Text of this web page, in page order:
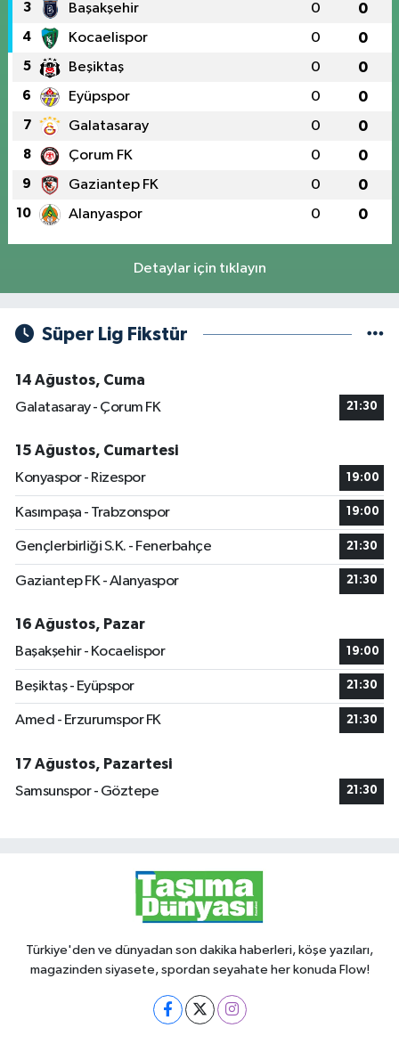
3 Başakşehir 0 0
4 Kocaelispor 0 0
5 Beşiktaş 0 0
6 Eyüpspor 0 0
7 Galatasaray 0 0
8 Çorum FK 0 0
9 Gaziantep FK 0 0
10 Alanyaspor 0 0
Detaylar için tıklayın
Süper Lig Fikstür
14 Ağustos, Cuma
Galatasaray - Çorum FK
21:30
15 Ağustos, Cumartesi
Konyaspor - Rizespor
19:00
Kasımpaşa - Trabzonspor 19:00
Gençlerbirliği S.K. - Fenerbahçe 21:30
Gaziantep FK - Alanyaspor 21:30
16 Ağustos, Pazar
Başakşehir - Kocaelispor
19:00
Beşiktaş - Eyüpspor 21:30
Amed - Erzurumspor FK 21:30
17 Ağustos, Pazartesi
Samsunspor - Göztepe
21:30
Türkiye'den ve dünyadan son dakika haberleri, köşe yazıları,
magazinden siyasete, spordan seyahate her konuda Flow!